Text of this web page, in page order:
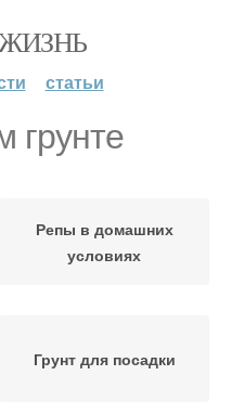
статьи
грунте
Репы в домашних
условиях
Грунт для посадки